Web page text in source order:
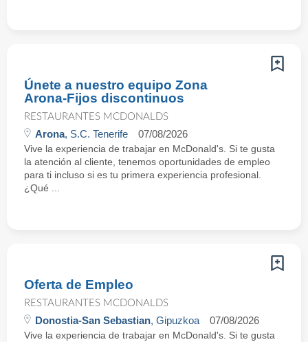
Únete a nuestro equipo Zona
Arona-Fijos discontinuos
RESTAURANTES MCDONALDS
Arona, S.C. Tenerife 07/08/2026
Vive la experiencia de trabajar en McDonald's. Si te gusta
la atención al cliente, tenemos oportunidades de empleo
para ti incluso si es tu primera experiencia profesional.
¿Qué ...
Oferta de Empleo
RESTAURANTES MCDONALDS
Donostia-San Sebastian, Gipuzkoa 07/08/2026
Vive la experiencia de trabajar en McDonald's. Si te gusta